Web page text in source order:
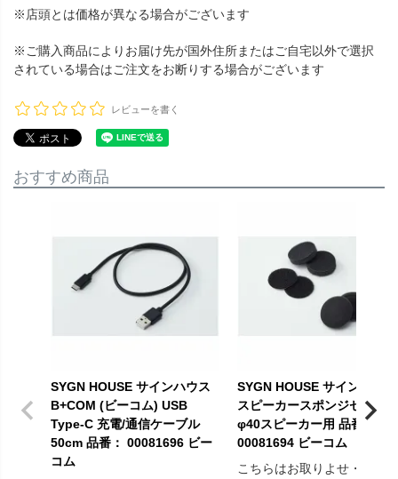
※店頭とは価格が異なる場合がございます
※ご購入商品によりお届け先が国外住所またはご自宅以外で選択
されている場合はご注文をお断りする場合がございます
レビューを書く
おすすめ商品
SYGN HOUSE サインハウス
B+COM (ビーコム) USB
Type-C 充電/通信ケーブル
50cm 品番： 00081696 ビー
コム
SYGN HOUSE サインハウス
スピーカースポンジセット
φ40スピーカー用 品番：
00081694 ビーコム
こちらはお取りよせ・予約対